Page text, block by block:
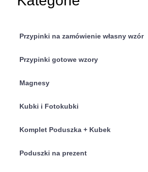
Przypinki na zamówienie własny wzór
Przypinki gotowe wzory
Magnesy
Kubki i Fotokubki
Komplet Poduszka + Kubek
Poduszki na prezent